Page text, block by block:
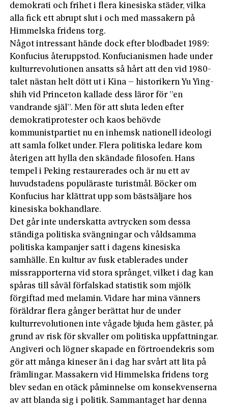
demokrati och frihet i flera kinesiska städer, vilka
alla fick ett abrupt slut i och med massakern på
Himmelska fridens torg.
Något intressant hände dock efter blodbadet 1989:
Konfucius återuppstod. Konfucianismen hade under
kulturrevolutionen ansatts så hårt att den vid 1980-
talet nästan helt dött ut i Kina – historikern Yu Ying-
shih vid Princeton kallade dess läror för ”en
vandrande själ”. Men för att sluta leden efter
demokratiprotester och kaos behövde
kommunistpartiet nu en inhemsk nationell ideologi
att samla folket under. Flera politiska ledare kom
återigen att hylla den skändade filosofen. Hans
tempel i Peking restaurerades och är nu ett av
huvudstadens populäraste turistmål. Böcker om
Konfucius har klättrat upp som bästsäljare hos
kinesiska bokhandlare.
Det går inte underskatta avtrycken som dessa
ständiga politiska svängningar och våldsamma
politiska kampanjer satt i dagens kinesiska
samhälle. En kultur av fusk etablerades under
missrapporterna vid stora språnget, vilket i dag kan
spåras till såväl förfalskad statistik som mjölk
förgiftad med melamin. Vidare har mina vänners
föräldrar flera gånger berättat hur de under
kulturrevolutionen inte vågade bjuda hem gäster, på
grund av risk för skvaller om politiska uppfattningar.
Angiveri och lögner skapade en förtroendekris som
gör att många kineser än i dag har svårt att lita på
främlingar. Massakern vid Himmelska fridens torg
blev sedan en otäck påminnelse om konsekvenserna
av att blanda sig i politik. Sammantaget har denna